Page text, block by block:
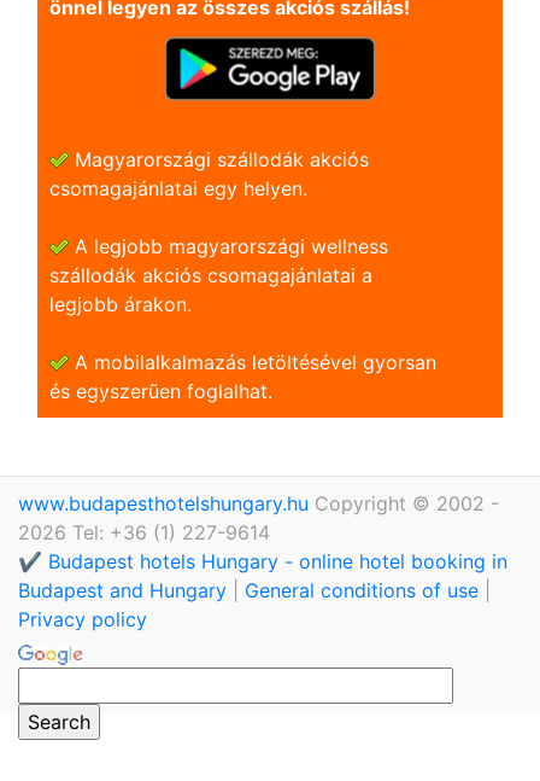
önnel legyen az összes akciós szállás!
Magyarországi szállodák akciós
csomagajánlatai egy helyen.
A legjobb magyarországi wellness
szállodák akciós csomagajánlatai a
legjobb árakon.
A mobilalkalmazás letöltésével gyorsan
és egyszerũen foglalhat.
www.budapesthotelshungary.hu Copyright © 2002 -
2026 Tel: +36 (1) 227-9614
✔️ Budapest hotels Hungary - online hotel booking in
Budapest and Hungary
General conditions of use
Privacy policy